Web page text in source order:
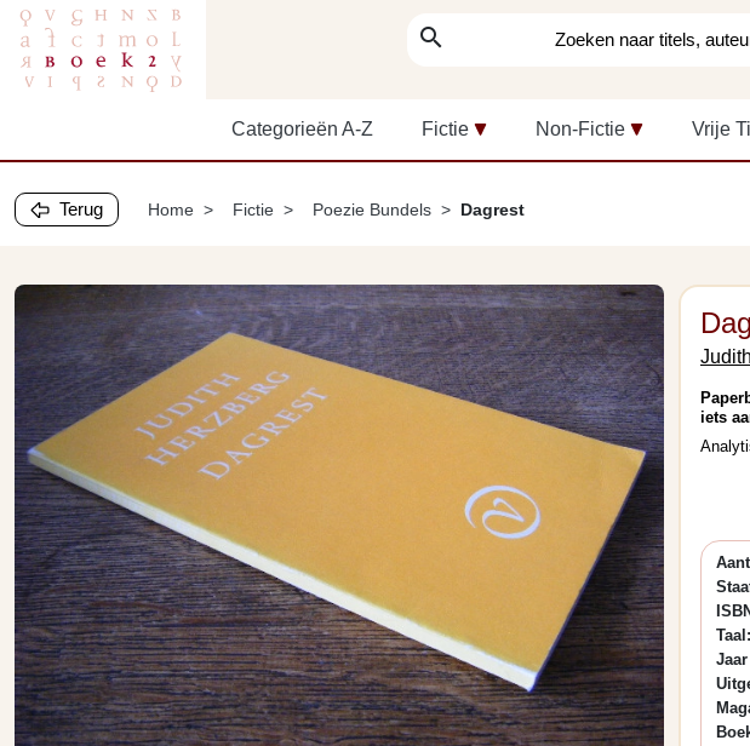
search
Categorieën A-Z Fictie Non-Fictie Vrije
Terug Home Fictie Poezie Bundels Dagrest
iets
Taal: